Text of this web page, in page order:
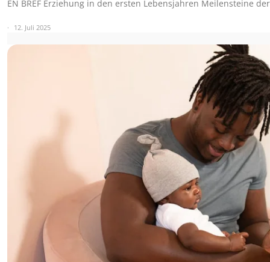
EN BREF Erziehung in den ersten Lebensjahren Meilensteine
12. Juli 2025